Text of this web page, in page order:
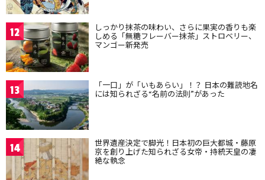
12 しっかり抹茶の味わい、さらに果実の香りも楽
しめる「無糖フレーバー抹茶」ストロベリー、
マンゴー新発売
13 「一口」が「いもあらい」！？ 日本の難読地名
には知られざる“名前の法則”があった
14 世界遺産決定で脚光！日本初の巨大都城・藤原
京を創り上げた知られざる女帝・持統天皇の凄
絶な執念